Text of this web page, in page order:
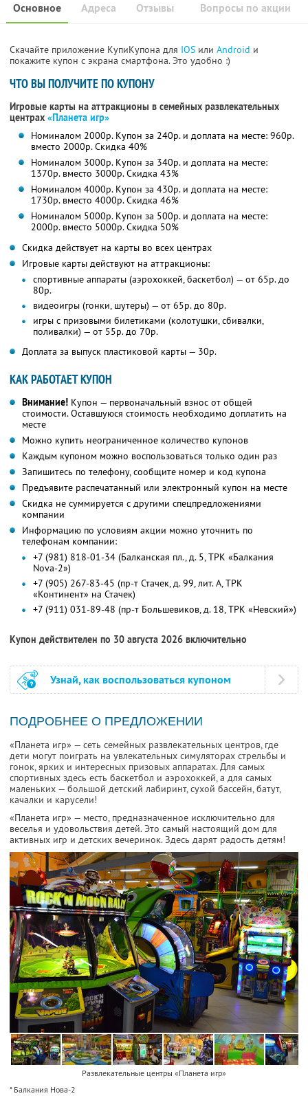
Основное Отзывы Вопросы по акции
Адреса
Скачайте приложение КупиКупона для IOS или Android и
покажите купон с экрана смартфона. Это удобно :)
ЧТО ВЫ ПОЛУЧИТЕ ПО КУПОНУ
Игровые карты на аттракционы в семейных развлекательных
центрах «Планета игр»
Номиналом 2000р. Купон за 240р. и доплата на месте: 960р.
вместо 2000р.Скидка 40%
Номиналом 3000р. Купон за 340р. и доплата на месте:
1370р. вместо 3000р. Скидка 43%
Номиналом 4000р. Купон за 430р. и доплата на месте:
1730р. вместо 4000р. Скидка 46%
Номиналом 5000р. Купон за 500р. и доплата на месте:
2000р. вместо 5000р. Скидка 50%
Скидка действует на карты во всех центрах
Игровые карты действуют на аттракционы:
спортивные аппараты (аэрохоккей, баскетбол) — от 65р. до
80р.
видеоигры (гонки, шутеры) — от 65р. до 80р.
игры с призовыми билетиками (колотушки, сбивалки,
поливалки) — от 55р. до 70р.
Доплата за выпуск пластиковой карты — 30р.
КАК РАБОТАЕТ КУПОН
Внимание! Купон — первоначальный взнос от общей
стоимости. Оставшуюся стоимость необходимо доплатить на
месте
Можно купить неограниченное количество купонов
Каждым купоном можно воспользоваться только один раз
Запишитесь по телефону, сообщите номер и код купона
Предъявите распечатанный или электронный купон на месте
Скидка не суммируется с другими спецпредложениями
компании
Информацию по условиям акции можно уточнить по
телефонам компании:
+7 (981) 818-01-34 (Балканская пл., д. 5, ТРК «Балкания
Nova-2»)
+7 (905) 267-83-45 (пр-т Стачек, д. 99, лит. А, ТРК
«Континент» на Стачек)
+7 (911) 031-89-48 (пр-т Большевиков, д. 18, ТРК «Невский»)
Купон действителен по 30 августа 2026 включительно
Узнай, как воспользоваться купоном
ПОДРОБНЕЕ О ПРЕДЛОЖЕНИИ
«Планета игр» — сеть семейных развлекательных центров, где
дети могут поиграть на увлекательных симуляторах стрельбы и
гонок, ярких и интересных призовых аппаратах. Для самых
спортивных здесь есть баскетбол и аэрохоккей, а для самых
маленьких — большой детский лабиринт, сухой бассейн, батут,
качалки и карусели!
«Планета игр» — место, предназначенное исключительно для
веселья и удовольствия детей. Это самый настоящий дом для
активных игр и детских вечеринок. Здесь дарят радость детям!
Развлекательные центры «Планета игр»
* Балкания Нова-2